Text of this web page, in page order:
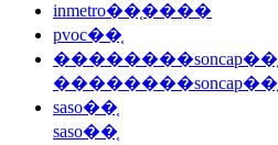
inmetro��֤����
pvoc��֤
��������soncap��֤
��������soncap��֤
saso��֤
saso��֤